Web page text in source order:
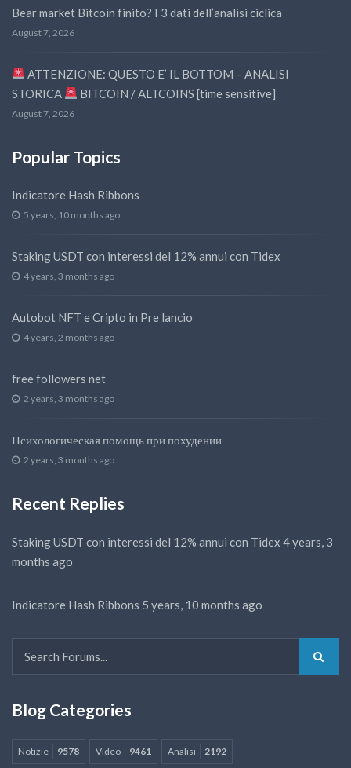
Bear market Bitcoin finito? I 3 dati dell’analisi ciclica
August 7, 2026
ATTENZIONE: QUESTO E’ IL BOTTOM – ANALISI
STORICA
BITCOIN / ALTCOINS [time sensitive]
August 7, 2026
Popular Topics
Indicatore Hash Ribbons
5 years, 10 months ago
Staking USDT con interessi del 12% annui con Tidex
4 years, 3 months ago
Autobot NFT e Cripto in Pre lancio
4 years, 2 months ago
free followers net
2 years, 3 months ago
Психологическая помощь при похудении
2 years, 3 months ago
Recent Replies
Staking USDT con interessi del 12% annui con Tidex 4 years, 3
months ago
Indicatore Hash Ribbons 5 years, 10 months ago
Blog Categories
Notizie 9578 Video 9461 Analisi 2192